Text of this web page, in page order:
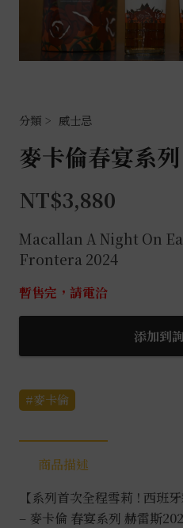
威士忌
麥卡倫春宴系
NT$3,880
Macallan A Night On
Frontera 2024
暫售完，請電洽
添加到
麥卡倫
商品描述
【系列首次全程雪莉 ! 西班
– 麥卡倫 春宴系列 赫雷斯